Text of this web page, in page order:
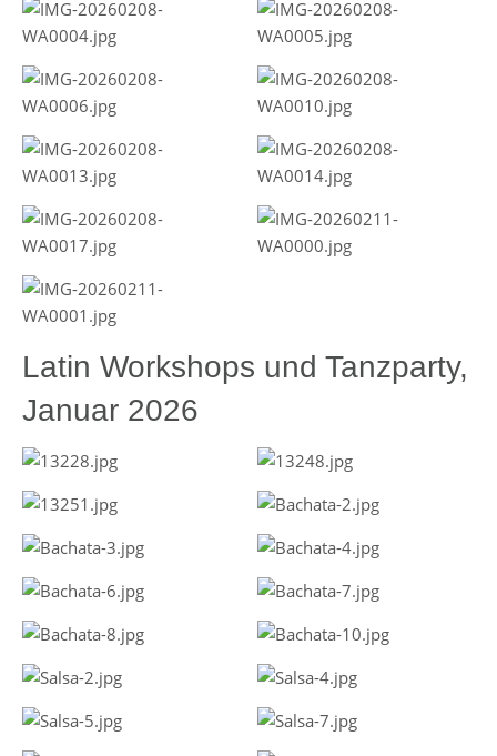
Latin Workshops und Tanzparty,
Januar 2026